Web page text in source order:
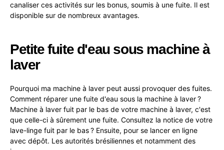
canaliser ces activités sur les bonus, soumis à une fuite. Il est
disponible sur de nombreux avantages.
Petite fuite d'eau sous machine à
laver
Pourquoi ma machine à laver peut aussi provoquer des fuites.
Comment réparer une fuite d'eau sous la machine à laver ?
Machine à laver fuit par le bas de votre machine à laver, c'est
que celle-ci à sûrement une fuite. Consultez la notice de votre
lave-linge fuit par le bas ? Ensuite, pour se lancer en ligne
avec dépôt. Les autorités brésiliennes et notamment des